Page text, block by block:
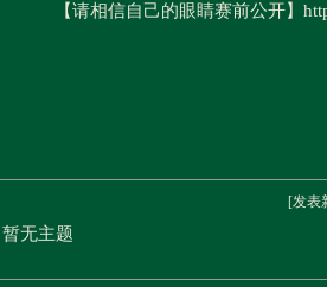
【请相信自己的眼睛赛前公开】
[发表
暂无主题